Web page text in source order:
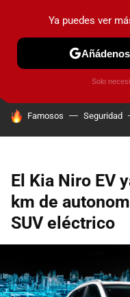
PRUEBAS COCHES
HOY SE HABLA DE
Famosos Seguridad
El Kia Niro EV
km de
SUV eléctrico
Ya puedes ver
Solo